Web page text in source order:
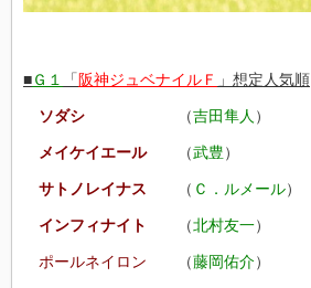
■Ｇ１ 「 阪神ジュベナイルＦ 」想定人気順
ソダシ （吉田隼人 ）
メイケイエール （武豊）
サトノレイナス （ Ｃ．ルメール）
インフィナイト （北村友一）
ポールネイロン （藤岡佑介）